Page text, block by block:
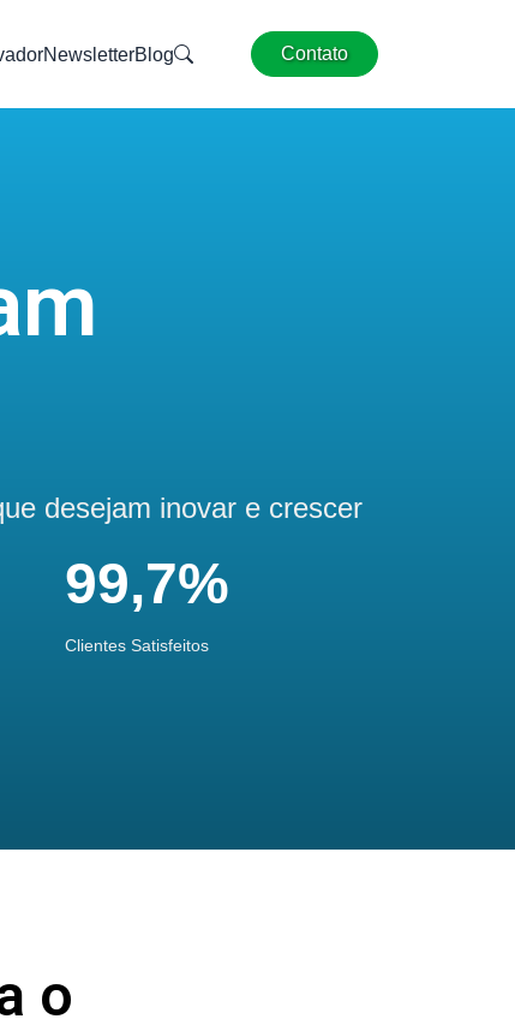
NewsletterBlog Contato
desejam inovar e crescer
99,7%
Clientes Satisfeitos
o